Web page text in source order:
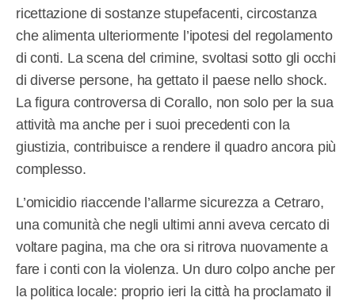
ricettazione di sostanze stupefacenti, circostanza
che alimenta ulteriormente l’ipotesi del regolamento
di conti. La scena del crimine, svoltasi sotto gli occhi
di diverse persone, ha gettato il paese nello shock.
La figura controversa di Corallo, non solo per la sua
attività ma anche per i suoi precedenti con la
giustizia, contribuisce a rendere il quadro ancora più
complesso.
L’omicidio riaccende l’allarme sicurezza a Cetraro,
una comunità che negli ultimi anni aveva cercato di
voltare pagina, ma che ora si ritrova nuovamente a
fare i conti con la violenza. Un duro colpo anche per
la politica locale: proprio ieri la città ha proclamato il